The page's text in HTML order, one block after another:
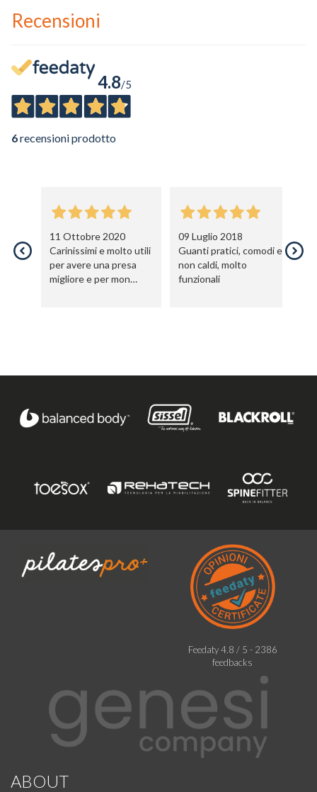
Recensioni
4.8/5
6recensioni prodotto
11 Ottobre 2020
Carinissimi e molto utili
per avere una presa
migliore e per mon
09 Luglio 2018
Guanti pratici, comodi e
non caldi, molto
funzionali
Feedaty4.8 / 5 - 2386
feedbacks
ABOUT